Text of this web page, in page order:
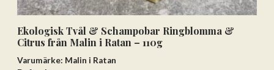
Ekologisk Tvål & Schampobar Ringblomma &
Citrus från Malin i Ratan – 110g
Varumärke: Malin i Ratan